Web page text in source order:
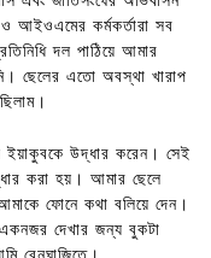
আইওএমের কর্মকর্তারা সব
দল পাঠিয়ে আমার
ছেলের এতো অবস্থা খারাপ
ইয়াকুবকে উদ্ধার করেন। সেই
করা হয়। আমার ছেলে
ফোনে কথা বলিয়ে দেন।
দেখার জন্য বুকটা